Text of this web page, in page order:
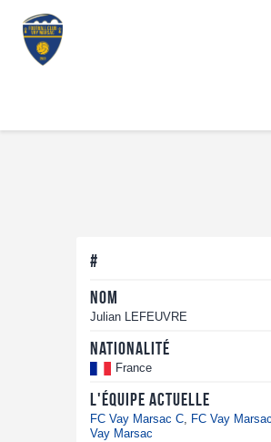
#
Nom
Julian LEFEUVRE
Nationalité
France
L'équipe actuelle
FC Vay Marsac C, FC Vay
Vay Marsac